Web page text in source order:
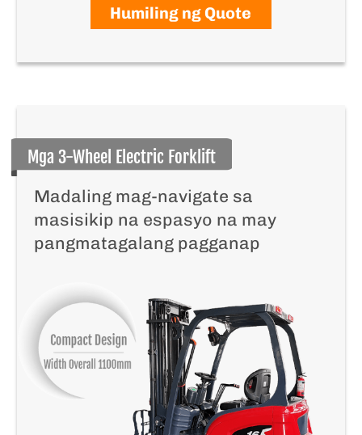
Humiling ng Quote
Mga 3-Wheel Electric Forklift
Madaling mag-navigate sa
masisikip na espasyo na may
pangmatagalang pagganap